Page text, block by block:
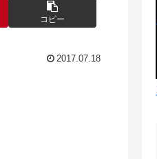
コピー
2017.07.18